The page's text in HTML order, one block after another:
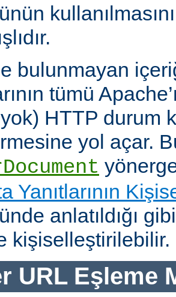
bulunmayan
tümü
HTTP durum
yol açar.
Yanıtlarının
anlatıldığı
kişiselleştirilebilir.
URL Eşleme